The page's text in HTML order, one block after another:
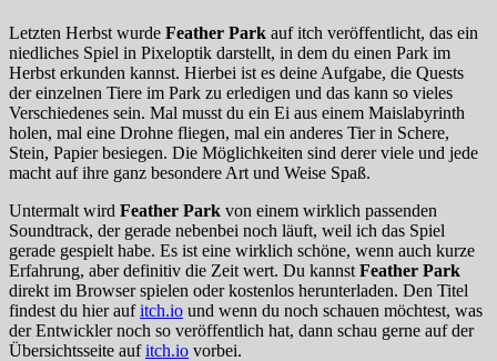
Letzten Herbst wurde Feather Park auf itch veröffentlicht, das ein
niedliches Spiel in Pixeloptik darstellt, in dem du einen Park im
Herbst erkunden kannst. Hierbei ist es deine Aufgabe, die Quests
der einzelnen Tiere im Park zu erledigen und das kann so vieles
Verschiedenes sein. Mal musst du ein Ei aus einem Maislabyrinth
holen, mal eine Drohne fliegen, mal ein anderes Tier in Schere,
Stein, Papier besiegen. Die Möglichkeiten sind derer viele und jede
macht auf ihre ganz besondere Art und Weise Spaß.
Untermalt wird Feather Park von einem wirklich passenden
Soundtrack, der gerade nebenbei noch läuft, weil ich das Spiel
gerade gespielt habe. Es ist eine wirklich schöne, wenn auch kurze
Erfahrung, aber definitiv die Zeit wert. Du kannst Feather Park
direkt im Browser spielen oder kostenlos herunterladen. Den Titel
findest du hier aufitch.io und wenn du noch schauen möchtest, was
der Entwickler noch so veröffentlich hat, dann schau gerne auf der
Übersichtsseite aufitch.io vorbei.